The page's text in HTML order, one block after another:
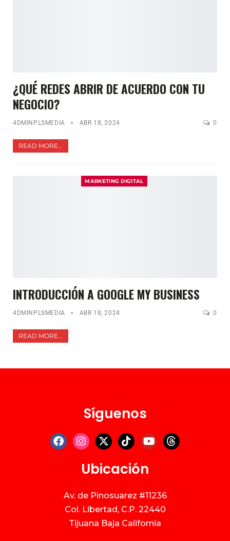
¿QUÉ REDES ABRIR DE ACUERDO CON TU
NEGOCIO?
4DMINPLSMEDIA ABR 18, 2024 0
READ MORE...
MARKETING DIGITAL
INTRODUCCIÓN A GOOGLE MY BUSINESS
4DMINPLSMEDIA ABR 18, 2024 0
READ MORE...
Síguenos
Ubicación
Av. de Pinosuarez #11236
Col. Libertad, C.P. 22440
Tijuana Baja California